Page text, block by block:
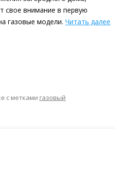
свое внимание в первую
газовые модели. Читать далее
с метками газовый